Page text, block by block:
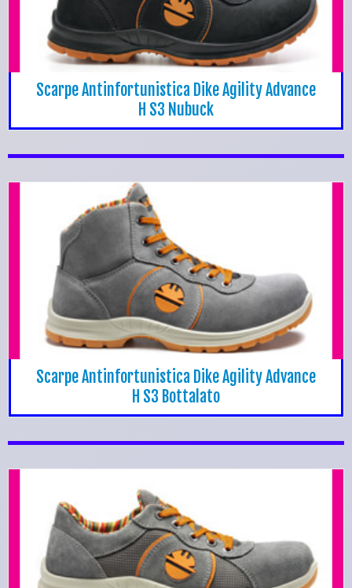
Scarpe Antinfortunistica Dike Agility Advance
H S3 Nubuck
Scarpe Antinfortunistica Dike Agility Advance
H S3 Bottalato